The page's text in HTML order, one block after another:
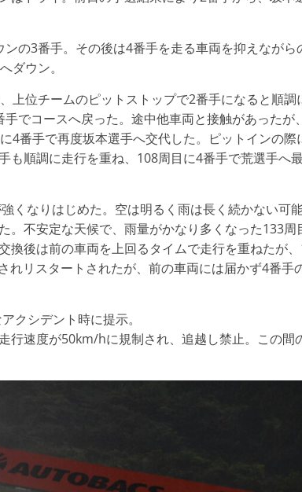
の3番手。その後は4番手を走る車両を抑えながら
ダウン。
上位チームのピットストップで2番手になると順調
でコースへ戻った。途中他車両と接触があったが
4番手で再度坂本選手へ交代した。ピットインの際
も順調に走行を重ね、108周目に4番手で荒選手へ
くなりはじめた。空は明るく雨は長く続かない可
。不安定な天候で、雨量がかなり多くなった133周
換後は前の車両を上回るタイムで走行を重ねたが
れリスタートされたが、前の車両には届かず4番手
クシデント時に提示。
行速度が50km/hに規制され、追越し禁止。この間